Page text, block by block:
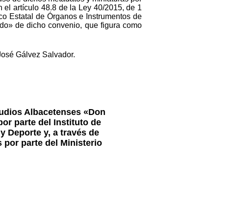
el artículo 48.8 de la Ley 40/2015, de 1
Estatal de Órganos e Instrumentos de
de dicho convenio, que figura como
Gálvez Salvador.
Albacetenses «Don
parte del Instituto de
Deporte y, a través de
por parte del Ministerio